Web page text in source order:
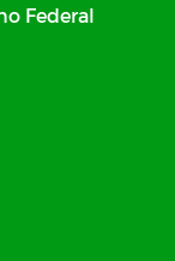
Federal